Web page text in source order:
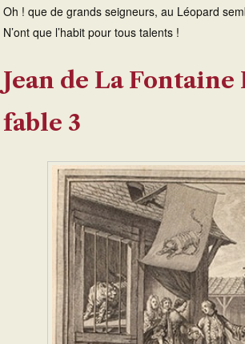
Oh ! que de grands seigneurs, au Léopard
N’ont que l’habit pour tous talents !
Jean de La
fable 3